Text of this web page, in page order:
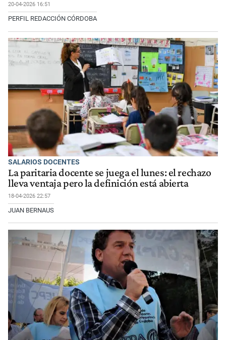
20-04-2026 16:51
PERFIL REDACCIÓN CÓRDOBA
SALARIOS DOCENTES
La paritaria docente se juega el lunes: el rechazo
lleva ventaja pero la definición está abierta
18-04-2026 22:57
JUAN BERNAUS